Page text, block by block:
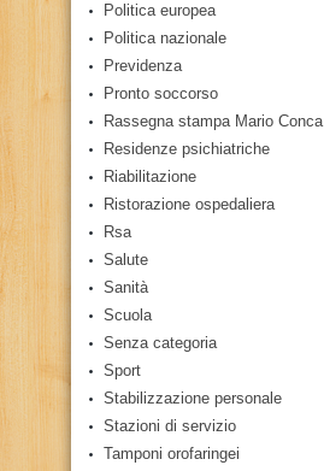
Politica europea
Politica nazionale
Previdenza
Pronto soccorso
Rassegna stampa Mario Conca
Residenze psichiatriche
Riabilitazione
Ristorazione ospedaliera
Rsa
Salute
Sanità
Scuola
Senza categoria
Sport
Stabilizzazione personale
Stazioni di servizio
Tamponi orofaringei